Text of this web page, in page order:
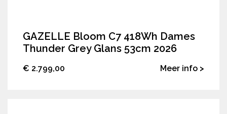
GAZELLE Bloom C7 418Wh Dames
Thunder Grey Glans 53cm 2026
€ 2.799,00 Meer info >